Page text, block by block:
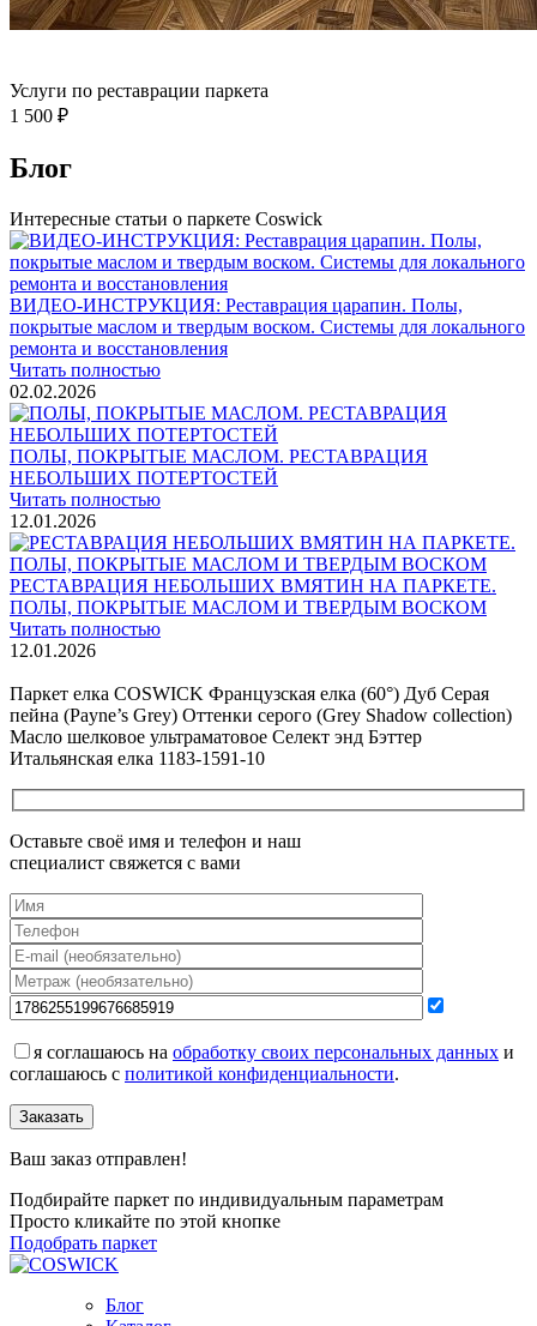
Услуги по реставрации паркета
1 500 ₽
Блог
Интересные статьи о паркете Coswick
ВИДЕО-ИНСТРУКЦИЯ: Реставрация царапин. Полы,
покрытые маслом и твердым воском. Системы для локального
ремонта и восстановления
Читать полностью
02.02.2026
ПОЛЫ, ПОКРЫТЫЕ МАСЛОМ. РЕСТАВРАЦИЯ
НЕБОЛЬШИХ ПОТЕРТОСТЕЙ
Читать полностью
12.01.2026
РЕСТАВРАЦИЯ НЕБОЛЬШИХ ВМЯТИН НА ПАРКЕТЕ.
ПОЛЫ, ПОКРЫТЫЕ МАСЛОМ И ТВЕРДЫМ ВОСКОМ
Читать полностью
12.01.2026
Паркет елка COSWICK Французская елка (60°) Дуб Серая
пейна (Payne’s Grey) Оттенки серого (Grеy Shadow collection)
Масло шелковое ультраматовое Селект энд Бэттер
Итальянская елка 1183-1591-10
Оставьте своё имя и телефон и наш
специалист свяжется с вами
я соглашаюсь на обработку своих персональных данных и
соглашаюсь с политикой конфиденциальности.
Заказать
Ваш заказ отправлен!
Подбирайте паркет по индивидуальным параметрам
Просто кликайте по этой кнопке
Подобрать паркет
Блог